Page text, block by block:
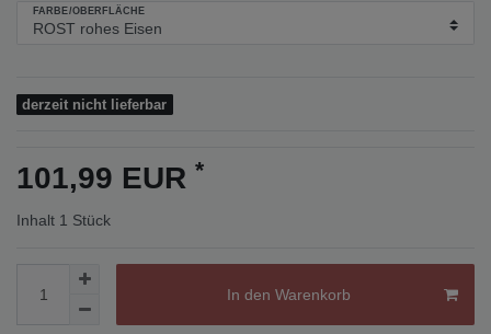
FARBE/OBERFLÄCHE
derzeit nicht lieferbar
101,99 EUR *
Inhalt 1 Stück
In den Warenkorb